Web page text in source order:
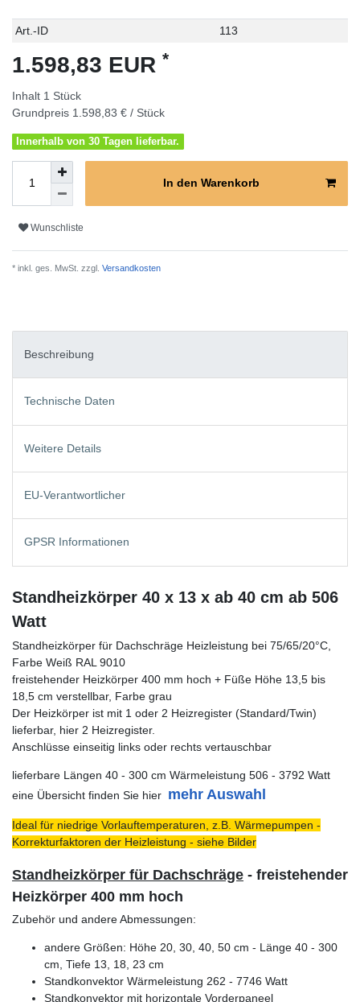
Technisches
Wert
Art.-ID 113
1.598,83 EUR *
Inhalt 1 Stück
Grundpreis 1.598,83 € / Stück
Innerhalb von 30 Tagen lieferbar.
In den Warenkorb
Wunschliste
* inkl. ges. MwSt. zzgl. Versandkosten
Beschreibung
Technische Daten
Weitere Details
EU-Verantwortlicher
GPSR Informationen
Standheizkörper 40 x 13 x ab 40 cm ab 506
Watt
Standheizkörper für Dachschräge Heizleistung bei 75/65/20°C,
Farbe Weiß RAL 9010
freistehender Heizkörper 400 mm hoch + Füße Höhe 13,5 bis
18,5 cm verstellbar, Farbe grau
Der Heizkörper ist mit 1 oder 2 Heizregister (Standard/Twin)
lieferbar, hier 2 Heizregister.
Anschlüsse einseitig links oder rechts vertauschbar
lieferbare Längen 40 - 300 cm Wärmeleistung 506 - 3792 Watt
eine Übersicht finden Sie hier mehr Auswahl
Ideal für niedrige Vorlauftemperaturen, z.B. Wärmepumpen -
Korrekturfaktoren der Heizleistung - siehe Bilder
Standheizkörper für Dachschräge - freistehender
Heizkörper 400 mm hoch
Zubehör und andere Abmessungen:
andere Größen: Höhe 20, 30, 40, 50 cm - Länge 40 - 300
cm, Tiefe 13, 18, 23 cm
Standkonvektor Wärmeleistung 262 - 7746 Watt
Standkonvektor mit horizontale Vorderpaneel